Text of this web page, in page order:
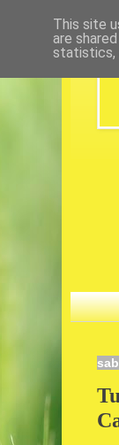
This site
are
statistics,